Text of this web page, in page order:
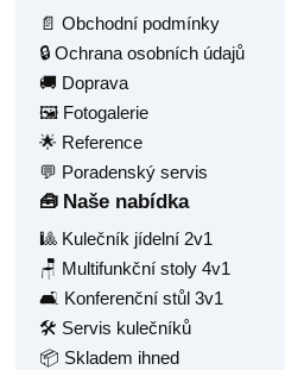
📄 Obchodní podmínky
🔒 Ochrana osobních údajů
🚚 Doprava
🖼️ Fotogalerie
🌟 Reference
💬 Poradenský servis
🧰 Naše nabídka
🎱 Kulečník jídelní 2v1
🪑 Multifunkční stoly 4v1
🛋️ Konferenční stůl 3v1
🛠️ Servis kulečníků
📦 Skladem ihned